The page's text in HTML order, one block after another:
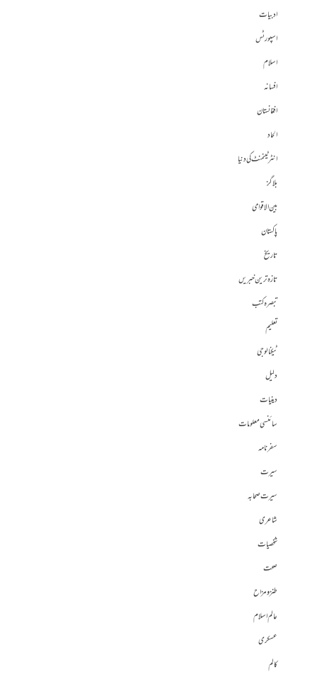
ادبیات
اسپورٹس
اسلام
افسانہ
افغانستان
الحاد
انٹرٹینمنٹ کی دنیا
بلاگز
بین الاقوامی
پاکستان
تاریخ
تازہ ترین خبریں
تبصرہ کتب
تعلیم
ٹیکنالوجی
دلیل
دینیات
سائنسی معلومات
سفرنامہ
سیرت
سیرت صحابہ
شاعری
شخصیات
صحت
طنز و مزاح
عالم اسلام
عسکری
کالم